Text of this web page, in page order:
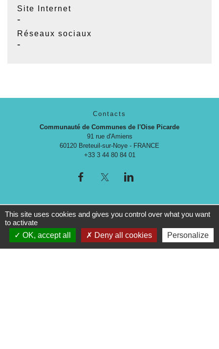
Site Internet
-
Réseaux sociaux
-
Contacts
Communauté de Communes de l'Oise Picarde
91 rue d'Amiens
60120 Breteuil-sur-Noye - FRANCE
+33 3 44 80 84 01
Liens
This site uses cookies and gives you control over what you want
to activate
OK, accept all
Deny all cookies Personalize